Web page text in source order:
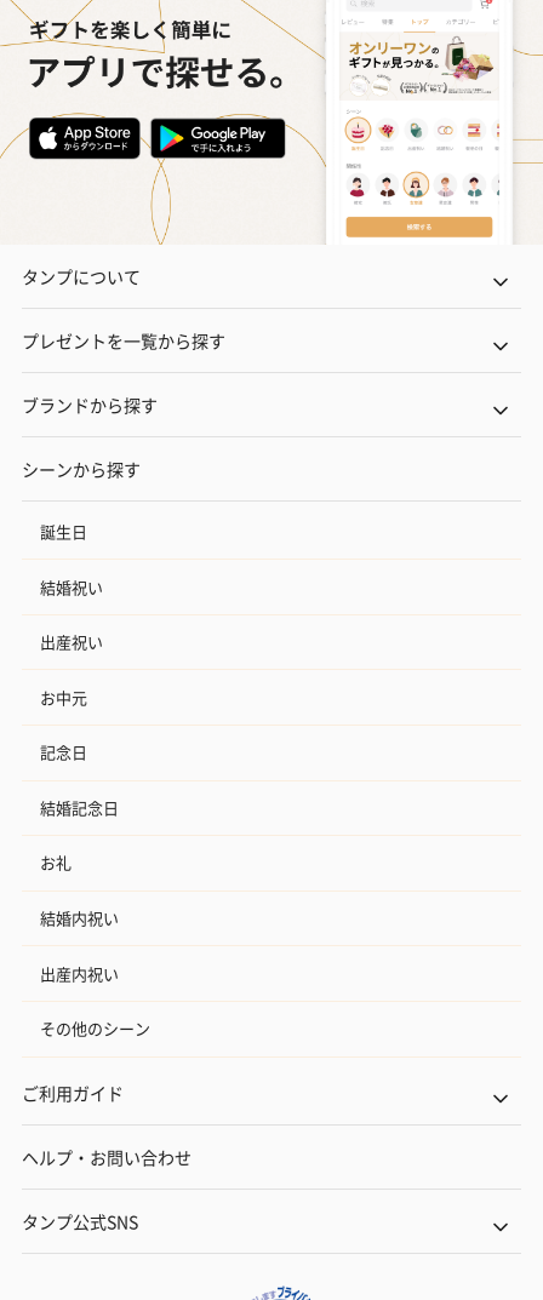
タンプについて
プレゼントを一覧から探す
ブランドから探す
シーンから探す
誕生日
結婚祝い
出産祝い
お中元
記念日
結婚記念日
お礼
結婚内祝い
出産内祝い
その他のシーン
ご利用ガイド
ヘルプ・お問い合わせ
タンプ公式SNS